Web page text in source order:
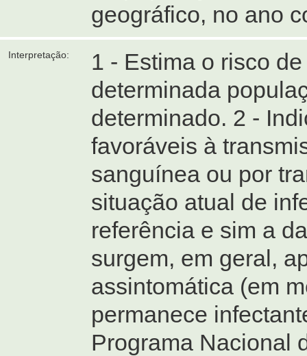
geográfico, no ano
Interpretação:
1 - Estima o risco
determinada
determinado. 2 -
favoráveis à
sanguínea ou por
situação atual de
referência e sim a
surgem, em geral,
assintomática (em
permanece
Programa Nacional